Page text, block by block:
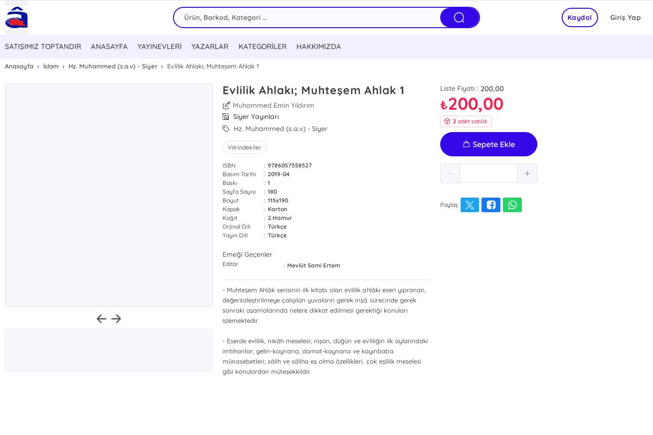
Giriş Yap
Kaydol
SATIŞIMIZ TOPTANDIR ANASAYFA YAYINEVLERİ YAZARLAR KATEGORİLER HAKKIMIZDA
Anasayfa İslam Hz. Muhammed (s.a.v) - Siyer Evlilik Ahlakı; Muhteşem Ahlak 1
Evlilik Ahlakı; Muhteşem Ahlak 1
Muhammed Emin Yıldırım
Siyer Yayınları
Hz. Muhammed (s.a.v) - Siyer
Vitrindekiler
ISBN : 9786057558527
Basım Tarihi
: 2019-04
Baskı
: 1
Sayfa Sayısı
: 180
Boyut
: 115x190
Kapak
: Karton
Kağıt
: 2.Hamur
Orjinal Dili
: Türkçe
Yayın Dili
: Türkçe
Emeği Geçenler
Editör : Mevlüt Sami Ertem
- Muhteşem Ahlâk serisinin ilk kitabı olan evlilik ahlâkı eseri yıpranan,
değersizleştirilmeye çalışılan yuvaların gerek inşâ sürecinde gerek
sonraki aşamalarında nelere dikkat edilmesi gerektiği konuları
işlemektedir.
- Eserde evlilik, nikâh meselesi; nişan, düğün ve evliliğin ilk aylarındaki
imtihanlar; gelin-kaynana, damat-kaynana ve kayınbaba
münasebetleri; sâlih ve sâliha eş olma özellikleri, çok eşlilik meselesi
gibi konulardan müteşekkildir.
Liste Fiyatı : 200,00
₺200,00
2 adet satıldı
Sepete Ekle
Paylaş